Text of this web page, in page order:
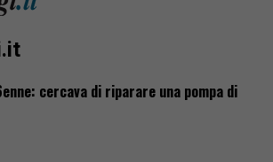
cercava di riparare una pompa di